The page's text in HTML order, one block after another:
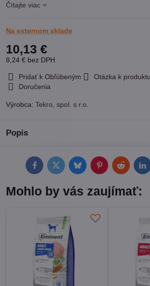
Čítajte viac
Na externom sklade
10,13 €
8,24 € bez DPH
Pridať k Obľúbeným Otázka k produktu
Doručenia
Výrobca: Tekro, spol. s r.o.
Popis
FacebookTwitterBlueskyPinterestReddit
Mohlo by vás zaujímať: